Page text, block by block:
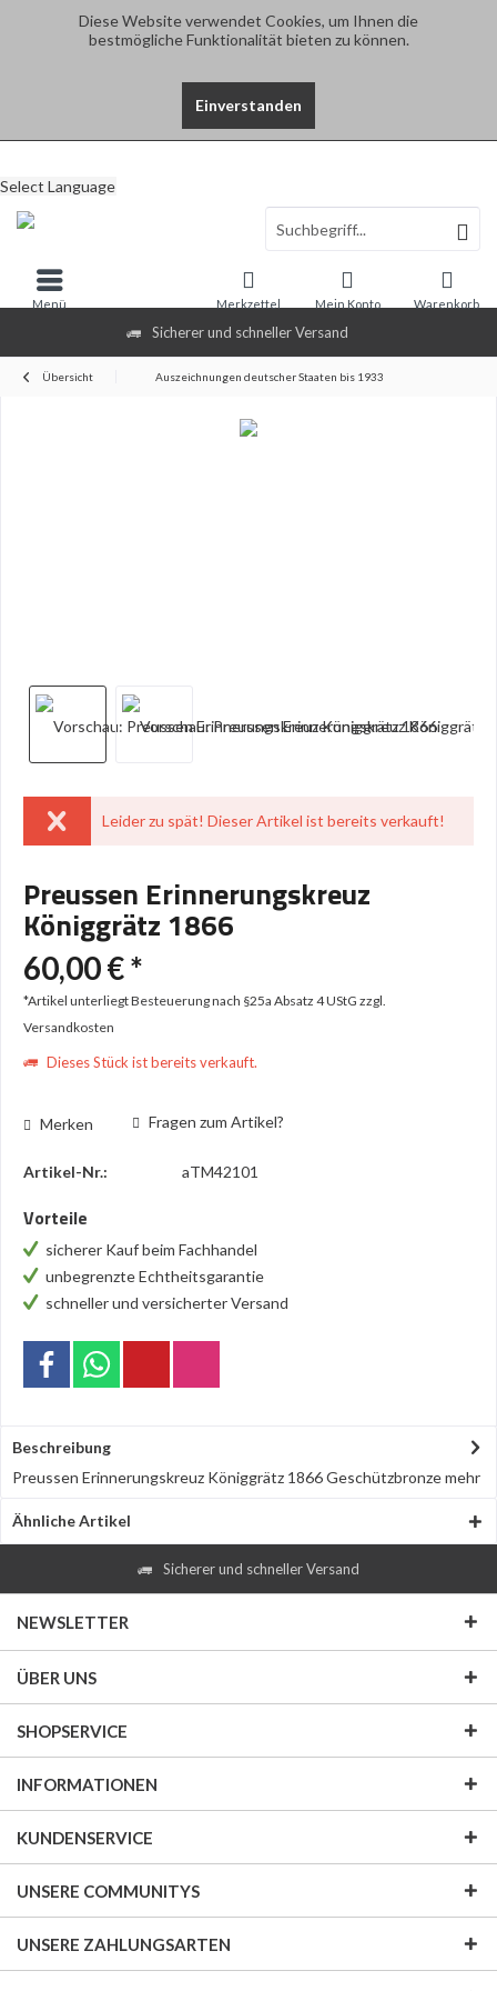
Diese Website verwendet Cookies, um Ihnen die
bestmögliche Funktionalität bieten zu können.
Einverstanden
Sicherer und schneller Versand
Select Language
Warenkorb
Merkzettel Mein Konto
Menü
Übersicht Auszeichnungen deutscher Staaten bis 1933
Leider zu spät! Dieser Artikel ist bereits verkauft!
Preussen Erinnerungskreuz
Königgrätz 1866
60,00 € *
*Artikel unterliegt Besteuerung nach §25a Absatz 4 UStG zzgl.
Versandkosten
Dieses Stück ist bereits verkauft.
Merken Fragen zum Artikel?
Artikel-Nr.: aTM42101
Vorteile
sicherer Kauf beim Fachhandel
unbegrenzte Echtheitsgarantie
schneller und versicherter Versand
Beschreibung
Preussen Erinnerungskreuz Königgrätz 1866 Geschützbronzemehr
Ähnliche Artikel
Sicherer und schneller Versand
NEWSLETTER
ÜBER UNS
SHOPSERVICE
INFORMATIONEN
KUNDENSERVICE
UNSERE COMMUNITYS
UNSERE ZAHLUNGSARTEN